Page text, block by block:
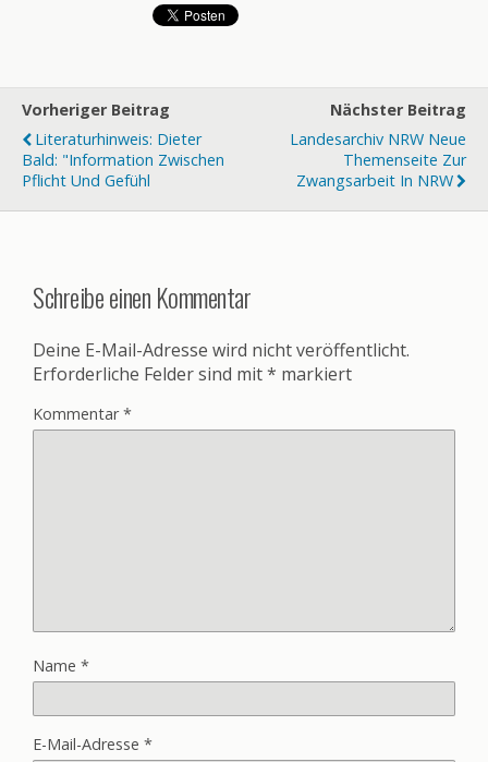
Vorheriger Beitrag
Literaturhinweis: Dieter
Bald: "Information Zwischen
Pflicht Und Gefühl
Nächster Beitrag
Landesarchiv NRW Neue
Themenseite Zur
Zwangsarbeit In NRW
Schreibe einen Kommentar
Deine E-Mail-Adresse wird nicht veröffentlicht.
Erforderliche Felder sind mit* markiert
Kommentar*
Name *
E-Mail-Adresse *